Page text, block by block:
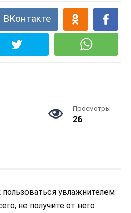
ВКонтакте
Просмотры
26
пользоваться увлажнителем
не получите от него